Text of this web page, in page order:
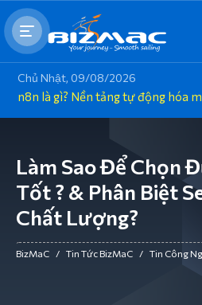
Chủ Nhật, 09/08/2026
n8n là gì? Nền tảng tự động hóa
Làm Sao Để Chọn
Tốt ? & Phân Biệt
Chất Lượng?
BizMaC / Tin Tức BizMaC / Tin Công